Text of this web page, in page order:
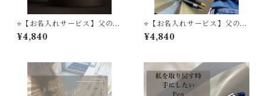
⭐️【お名入れサービス】父の日
ギフト 万年筆は 店主のおすす
め 迷ったらこれ MARINE 万
¥4,840
⭐️【お名入れサービス】父の日
ギフト 万年筆は 店主のおすす
め 'Denim' 万年筆ビュッフェ
¥4,840